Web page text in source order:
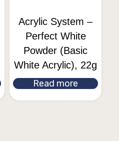
Acrylic System –
Perfect White
Powder (Basic
White Acrylic), 22g
Read more